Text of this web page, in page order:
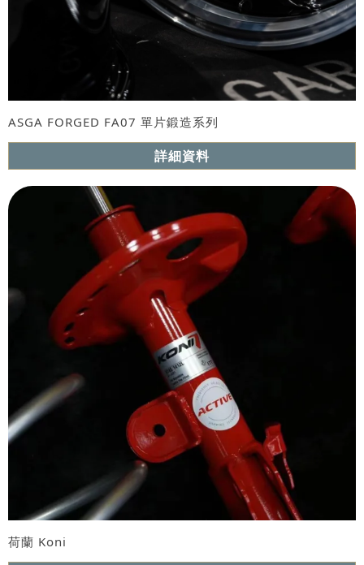
ASGA FORGED FA07 單片鍛造系列
詳細資料
荷蘭 Koni